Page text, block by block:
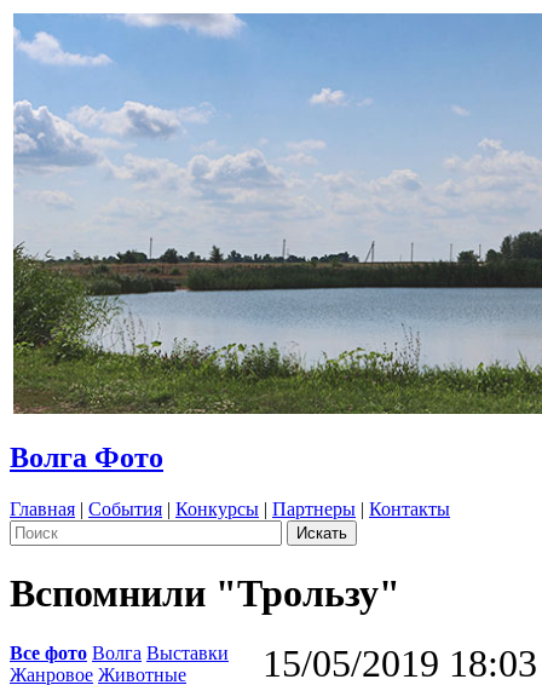
Волга Фото
Главная | События | Конкурсы | Партнеры | Контакты
Вспомнили "Трользу"
Все фото Волга Выставки
Жанровое Животные
15/05/2019 18:03